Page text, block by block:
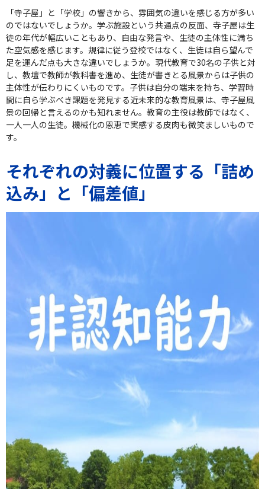
「寺子屋」と「学校」の響きから、雰囲気の違いを感じる方が多い
のではないでしょうか。学ぶ施設という共通点の反面、寺子屋は生
徒の年代が幅広いこともあり、自由な発言や、生徒の主体性に満ち
た空気感を感じます。規律に従う登校ではなく、生徒は自ら望んで
足を運んだ点も大きな違いでしょうか。現代教育で30名の子供と対
し、教壇で教師が教科書を進め、生徒が書きとる風景からは子供の
主体性が伝わりにくいものです。子供は自分の端末を持ち、学習時
間に自ら学ぶべき課題を発見する近未来的な教育風景は、寺子屋風
景の回帰と言えるのかも知れません。教育の主役は教師ではなく、
一人一人の生徒。機械化の恩恵で実感する皮肉も微笑ましいもので
す。
それぞれの対義に位置する「詰め
込み」と「偏差値」